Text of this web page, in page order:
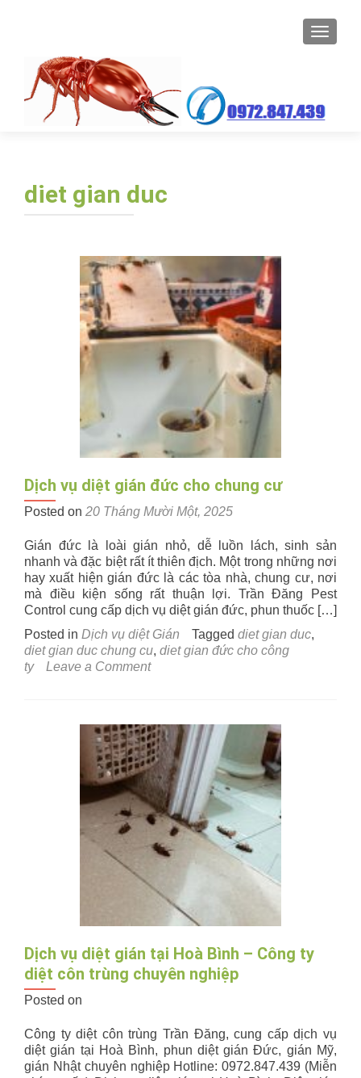
diet gian duc
Dịch vụ diệt gián đức cho chung cư
Posted on 20 Tháng Mười Một, 2025
Gián đức là loài gián nhỏ, dễ luồn lách, sinh sản
nhanh và đặc biệt rất ít thiên địch. Một trong những nơi
hay xuất hiện gián đức là các tòa nhà, chung cư, nơi
mà điều kiện sống rất thuận lợi. Trần Đăng Pest
Control cung cấp dịch vụ diệt gián đức, phun thuốc […]
Posted in Dịch vụ diệt Gián Tagged diet gian duc,
diet gian duc chung cu, diet gian đức cho công
ty
Leave a Commenton
gián
đức
cho
chung
cư
Dịch vụ diệt gián tại Hoà Bình – Công ty
diệt côn trùng chuyên nghiệp
Posted on
Công ty diệt côn trùng Trần Đăng, cung cấp dịch vụ
diệt gián tại Hoà Bình, phun diệt gián Đức, gián Mỹ,
gián Nhật chuyên nghiệp Hotline: 0972.847.439 (Miễn